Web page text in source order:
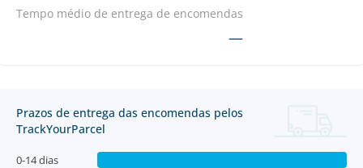
Tempo médio de entrega de encomendas
—
Prazos de entrega das encomendas pelos
TrackYourParcel
0-14 dias